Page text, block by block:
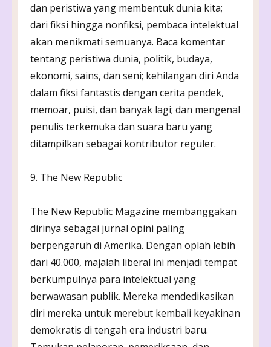
dan peristiwa yang membentuk dunia kita;
dari fiksi hingga nonfiksi, pembaca intelektual
akan menikmati semuanya. Baca komentar
tentang peristiwa dunia, politik, budaya,
ekonomi, sains, dan seni; kehilangan diri Anda
dalam fiksi fantastis dengan cerita pendek,
memoar, puisi, dan banyak lagi; dan mengenal
penulis terkemuka dan suara baru yang
ditampilkan sebagai kontributor reguler.
9. The New Republic
The New Republic Magazine membanggakan
dirinya sebagai jurnal opini paling
berpengaruh di Amerika. Dengan oplah lebih
dari 40.000, majalah liberal ini menjadi tempat
berkumpulnya para intelektual yang
berwawasan publik. Mereka mendedikasikan
diri mereka untuk merebut kembali keyakinan
demokratis di tengah era industri baru.